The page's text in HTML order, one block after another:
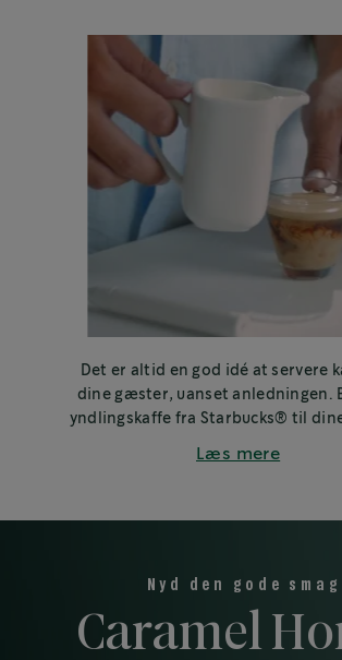
Det er altid en god idé at servere
dine gæster, uanset anledningen.
yndlingskaffe fra Starbucks® til dine
Læs mere
Nyd den gode smag
Caramel